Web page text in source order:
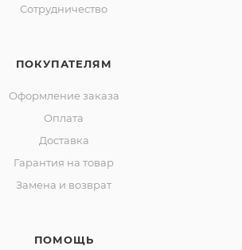
Сотрудничество
ПОКУПАТЕЛЯМ
Оформление заказа
Оплата
Доставка
Гарантия на товар
Замена и возврат
ПОМОЩЬ